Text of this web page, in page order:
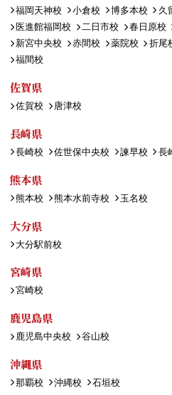
福岡天神校 小倉校 博多本校 久
医進館福岡校
二日市校 春日原校
新宮中央校
赤間校 薬院校 折尾
福間校
佐賀県
佐賀校 唐津校
長崎県
長崎校 佐世保中央校 諫早校 長
熊本県
熊本校 熊本水前寺校 玉名校
大分県
大分駅前校
宮崎県
宮崎校
鹿児島県
鹿児島中央校 谷山校
沖縄県
那覇校 沖縄校 石垣校